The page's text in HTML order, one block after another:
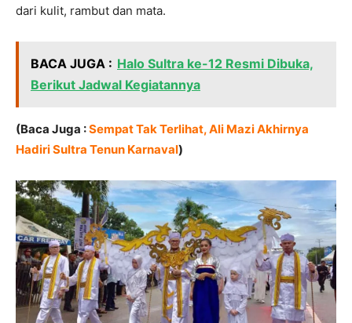
dari kulit, rambut dan mata.
BACA JUGA : Halo Sultra ke-12 Resmi Dibuka,
Berikut Jadwal Kegiatannya
(Baca Juga :Sempat Tak Terlihat, Ali Mazi Akhirnya
Hadiri Sultra Tenun Karnaval)